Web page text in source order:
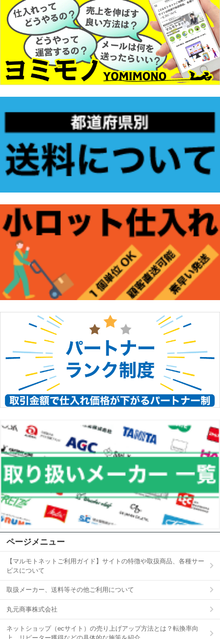
ページメニュー
【マルモトネットご利用ガイド】サイトの特徴や取扱商品、各種サー
ビスについて
取扱メーカー、送料等その他ご利用について
丸元商事株式会社
ネットショップ（ecサイト）の売り上げアップ方法とは？転換率向